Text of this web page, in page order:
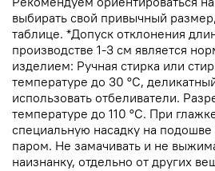
выбирать свой привычный
таблице. *Допуск отклонения
производстве 1-3 см является
изделием: Ручная стирка или
температуре до 30 °C,
использовать отбеливатели.
температуре до 110 °C. При
специальную насадку на подошве
паром. Не замачивать и не
наизнанку, отдельно от других